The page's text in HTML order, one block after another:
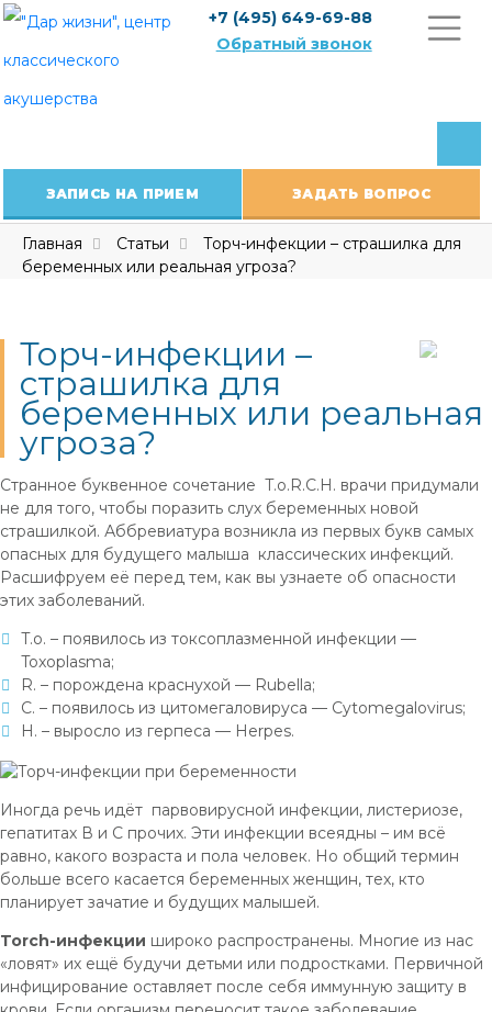
Skip
content
+7 (495) 649-69-88
Обратный звонок
ЗАПИСЬ НА ПРИЕМ ЗАДАТЬ ВОПРОС
Главная Статьи
Торч-инфекции – страшилка для
беременных или реальная угроза?
Торч-инфекции –
страшилка для
беременных или реальная
угроза?
Странное буквенное сочетание T.o.R.C.H. врачи придумали
не для того, чтобы поразить слух беременных новой
страшилкой. Аббревиатура возникла из первых букв самых
опасных для будущего малыша классических инфекций.
Расшифруем её перед тем, как вы узнаете об опасности
этих заболеваний.
T.o. – появилось из токсоплазменной инфекции —
Toxoplasma;
R. – порождена краснухой — Rubella;
C. – появилось из цитомегаловируса — Cytomegalovirus;
H. – выросло из герпеса — Herpes.
Иногда речь идёт парвовирусной инфекции, листериозе,
гепатитах В и С прочих. Эти инфекции всеядны – им всё
равно, какого возраста и пола человек. Но общий термин
больше всего касается беременных женщин, тех, кто
планирует зачатие и будущих малышей.
Torch-инфекции широко распространены. Многие из нас
«ловят» их ещё будучи детьми или подростками. Первичной
инфицирование оставляет после себя иммунную защиту в